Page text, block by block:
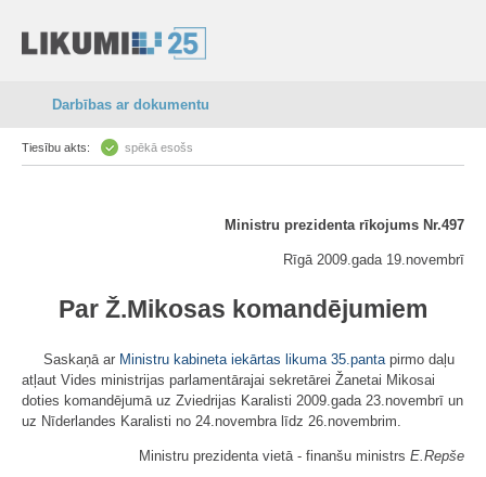
Darbības ar dokumentu
Tiesību akts: spēkā esošs
Ministru prezidenta rīkojums Nr.497
Rīgā 2009.gada 19.novembrī
Par Ž.Mikosas komandējumiem
Saskaņā ar Ministru kabineta iekārtas likuma 35.pantapirmo daļu
atļaut Vides ministrijas parlamentārajai sekretārei Žanetai Mikosai
doties komandējumā uz Zviedrijas Karalisti 2009.gada 23.novembrī un
uz Nīderlandes Karalisti no 24.novembra līdz 26.novembrim.
Ministru prezidenta vietā - finanšu ministrs E.Repše